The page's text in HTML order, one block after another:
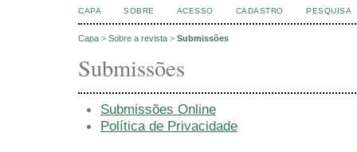
CAPA SOBRE ACESSO CADASTRO PESQUISA
Capa > Sobre a revista > Submissões
Submissões
Submissões Online
Política de Privacidade